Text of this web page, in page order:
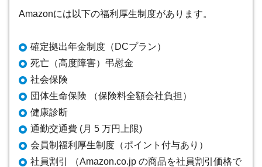
Amazonには以下の福利厚生制度があります。
確定拠出年金制度（DCプラン）
死亡（高度障害）弔慰金
社会保険
団体生命保険 （保険料全額会社負担）
健康診断
通勤交通費 (月 5 万円上限)
会員制福利厚生制度（ポイント付与あり）
社員割引 （Amazon.co.jp の商品を社員割引価格で